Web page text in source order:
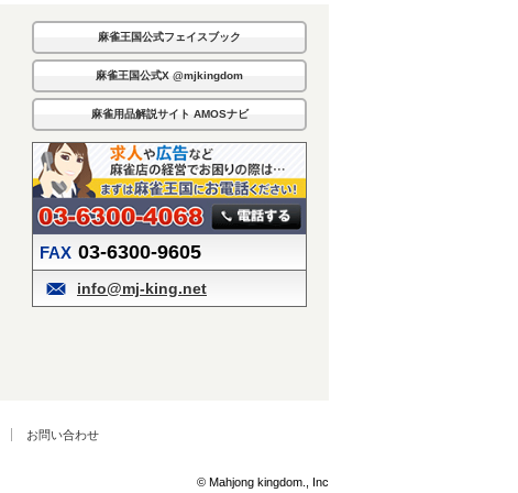
麻雀王国公式フェイスブック
麻雀王国公式X @mjkingdom
麻雀用品解説サイト AMOSナビ
FAX 03-6300-9605
info@mj-king.net
お問い合わせ
© Mahjong kingdom., Inc